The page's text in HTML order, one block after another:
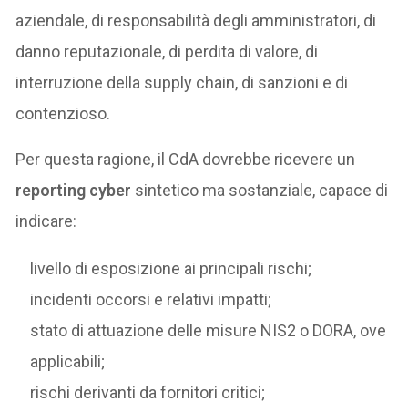
aziendale, di responsabilità degli amministratori, di
danno reputazionale, di perdita di valore, di
interruzione della supply chain, di sanzioni e di
contenzioso.
Per questa ragione, il CdA dovrebbe ricevere un
reporting cyber sintetico ma sostanziale, capace di
indicare:
livello di esposizione ai principali rischi;
incidenti occorsi e relativi impatti;
stato di attuazione delle misure NIS2 o DORA, ove
applicabili;
rischi derivanti da fornitori critici;